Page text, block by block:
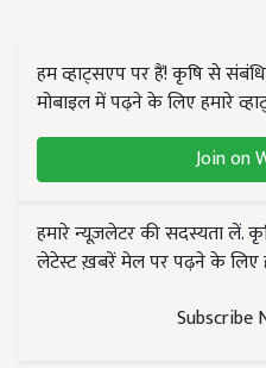
हम व्हाट्सएप पर हैं! कृषि से
मोबाइल में पढ़ने के लिए हमारे
Join on
हमारे न्यूज़लेटर की सदस्यता लें.
लेटेस्ट ख़बरें मेल पर पढ़ने के लिए
Subscribe